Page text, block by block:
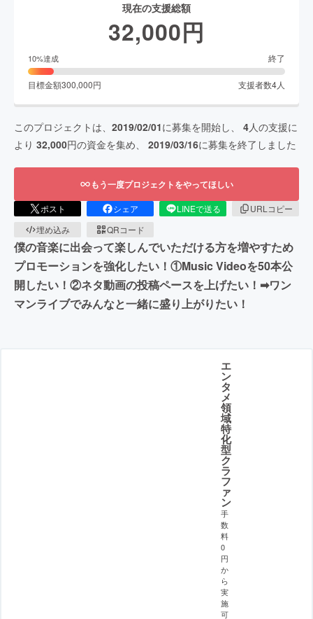
現在の支援総額
32,000円
10%達成 終了
目標金額300,000円 支援者数4人
このプロジェクトは、 2019/02/01に募集を開始し、 4人の支援に
より 32,000円の資金を集め、 2019/03/16に募集を終了しました
もう一度プロジェクトをやってほしい
ポスト シェア LINEで送る
URLコピー
埋め込み
QRコード
僕の音楽に出会って楽しんでいただける方を増やすため
プロモーションを強化したい！①Music Videoを50本公
開したい！②ネタ動画の投稿ペースを上げたい！➡︎ワン
マンライブでみんなと一緒に盛り上がりたい！
エ
ン
タ
メ
領
域
特
化
型
ク
ラ
フ
ァ
ン
手
数
料
0
円
か
ら
実
施
可